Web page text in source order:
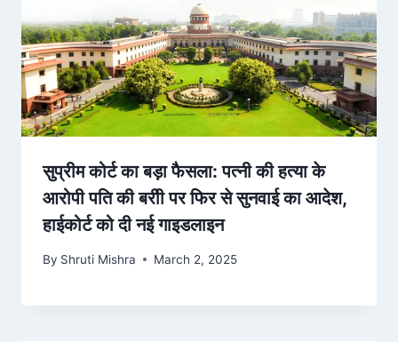
सुप्रीम कोर्ट का बड़ा फैसला: पत्नी की हत्या के
आरोपी पति की बरीी पर फिर से सुनवाई का आदेश,
हाईकोर्ट को दी नई गाइडलाइन
By Shruti Mishra March 2, 2025